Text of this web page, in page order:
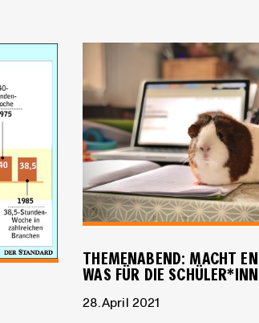
THEMENABEND: MACHT
WAS FÜR DIE
28. April 2021